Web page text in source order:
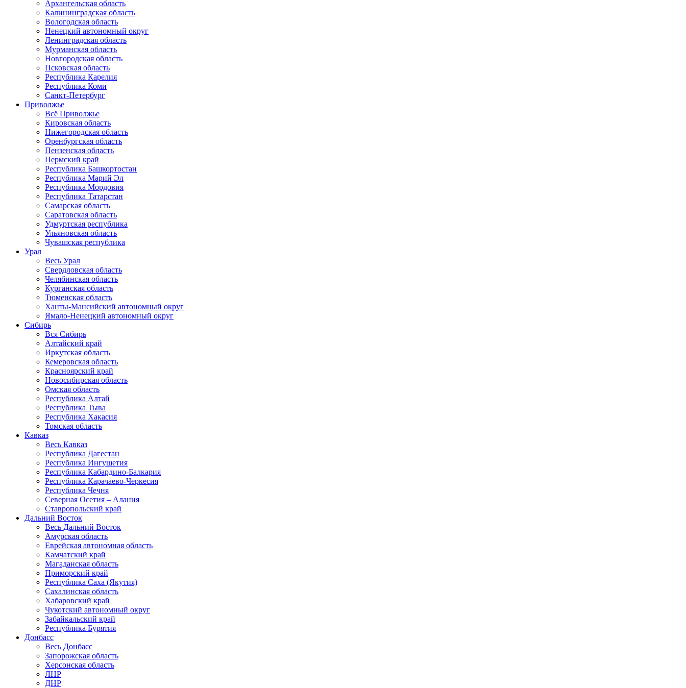
Архангельская область
Калининградская область
Вологодская область
Ненецкий автономный округ
Ленинградская область
Мурманская область
Новгородская область
Псковская область
Республика Карелия
Республика Коми
Санкт-Петербург
Приволжье
Всё Приволжье
Кировская область
Нижегородская область
Оренбургская область
Пензенская область
Пермский край
Республика Башкортостан
Республика Марий Эл
Республика Мордовия
Республика Татарстан
Самарская область
Саратовская область
Удмуртская республика
Ульяновская область
Чувашская республика
Урал
Весь Урал
Свердловская область
Челябинская область
Курганская область
Тюменская область
Ханты-Мансийский автономный округ
Ямало-Ненецкий автономный округ
Сибирь
Вся Сибирь
Алтайский край
Иркутская область
Кемеровская область
Красноярский край
Новосибирская область
Омская область
Республика Алтай
Республика Тыва
Республика Хакасия
Томская область
Кавказ
Весь Кавказ
Республика Дагестан
Республика Ингушетия
Республика Кабардино-Балкария
Республика Карачаево-Черкесия
Республика Чечня
Северная Осетия – Алания
Ставропольский край
Дальний Восток
Весь Дальний Восток
Амурская область
Еврейская автономная область
Камчатский край
Магаданская область
Приморский край
Республика Саха (Якутия)
Сахалинская область
Хабаровский край
Чукотский автономный округ
Забайкальский край
Республика Бурятия
Донбасс
Весь Донбасс
Запорожская область
Херсонская область
ЛНР
ДНР